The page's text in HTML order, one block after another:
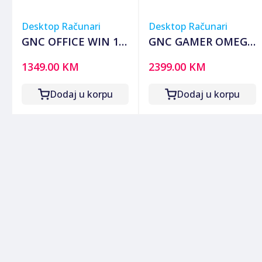
Desktop Računari
GNC OFFICE WIN 11
3.70GHz, MB H510,
RAM 8GB DDR4, SSD
1349.00 KM
Dodaj u korpu
Desktop Računari
GNC GAMER OMEGA
DDR4 SSD 500 GB
RTX 5050 8 GB
2399.00 KM
Dodaj u korpu